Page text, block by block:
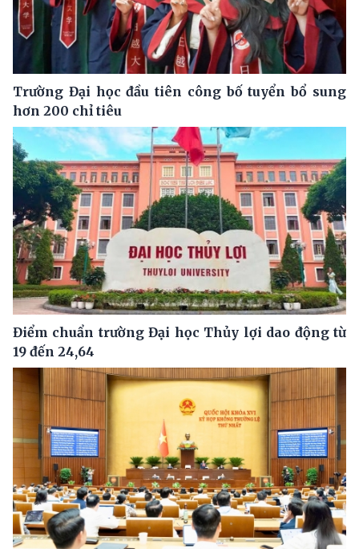
Trường Đại học đầu tiên công bố tuyển bổ sung
hơn 200 chỉ tiêu
Điểm chuẩn trường Đại học Thủy lợi dao động từ
19 đến 24,64